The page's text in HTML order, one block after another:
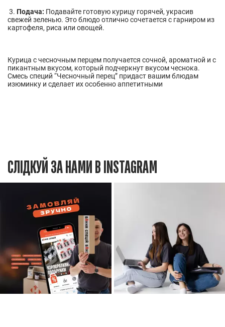
3. Подача: Подавайте готовую курицу горячей, украсив
свежей зеленью. Это блюдо отлично сочетается с гарниром из
картофеля, риса или овощей.
Курица с чесночным перцем получается сочной, ароматной и с
пикантным вкусом, который подчеркнут вкусом чеснока.
Смесь специй “Чесночный перец” придаст вашим блюдам
изюминку и сделает их особенно аппетитными
СЛІДКУЙ ЗА НАМИ В INSTAGRAM